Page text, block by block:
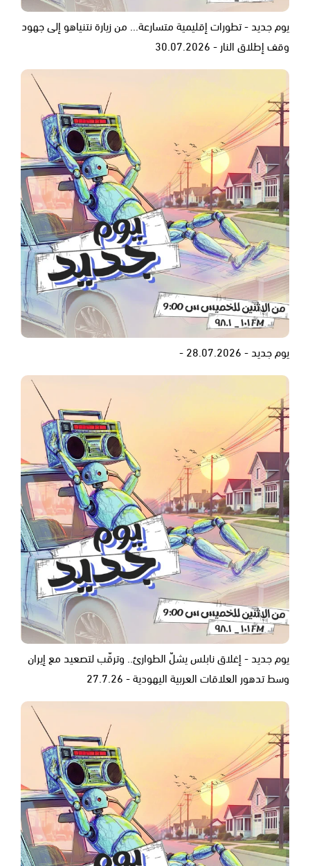
يوم جديد - تطورات إقليمية متسارعة... من زيارة نتنياهو إلى جهود
وقف إطلاق النار - 30.07.2026
يوم جديد - 28.07.2026 -
يوم جديد - إغلاق نابلس يشلّ الطوارئ.. وترقّب لتصعيد مع إيران
وسط تدهور العلاقات العربية اليهودية - 27.7.26